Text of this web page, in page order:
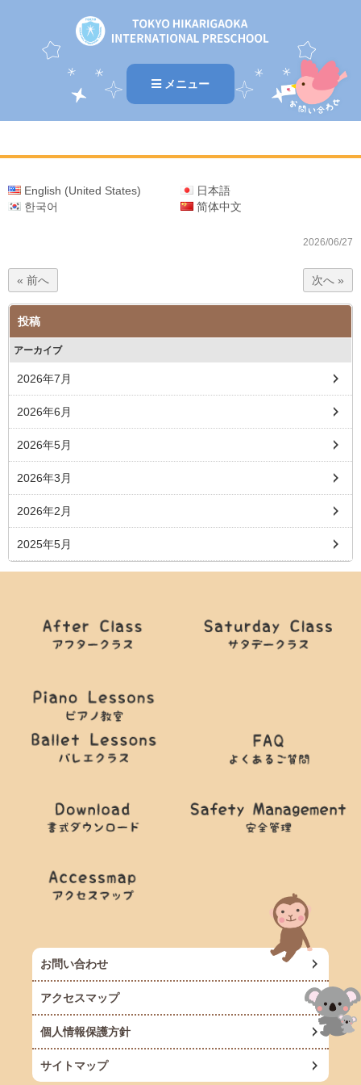
メニュー
English (United States)
日本語
한국어
简体中文
2026/06/27
« 前へ 次へ »
投稿
アーカイブ
2026年7月
2026年6月
2026年5月
2026年3月
2026年2月
2025年5月
お問い合わせ
アクセスマップ
個人情報保護方針
サイトマップ